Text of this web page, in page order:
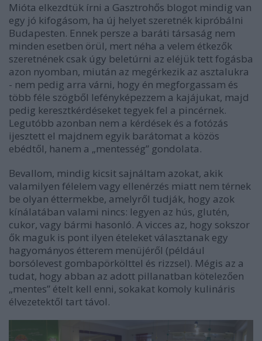
Mióta elkezdtük írni a Gasztrohős blogot mindig van
egy jó kifogásom, ha új helyet szeretnék kipróbálni
Budapesten. Ennek persze a baráti társaság nem
minden esetben örül, mert néha a velem étkezők
szeretnének csak úgy beletúrni az eléjük tett fogásba
azon nyomban, miután az megérkezik az asztalukra
- nem pedig arra várni, hogy én megforgassam és
több féle szögből lefényképezzem a kajájukat, majd
pedig keresztkérdéseket tegyek fel a pincérnek.
Legutóbb azonban nem a kérdések és a fotózás
ijesztett el majdnem egyik barátomat a közös
ebédtől, hanem a „mentesség” gondolata.
Bevallom, mindig kicsit sajnáltam azokat, akik
valamilyen félelem vagy ellenérzés miatt nem térnek
be olyan éttermekbe, amelyről tudják, hogy azok
kínálatában valami nincs: legyen az hús, glutén,
cukor, vagy bármi hasonló. A vicces az, hogy sokszor
ők maguk is pont ilyen ételeket választanak egy
hagyományos étterem menüjéről (például
borsólevest gombapörkölttel és rizzsel). Mégis az a
tudat, hogy abban az adott pillanatban kötelezően
„mentes” ételt kell enni, sokakat komoly kulináris
élvezetektől tart távol.